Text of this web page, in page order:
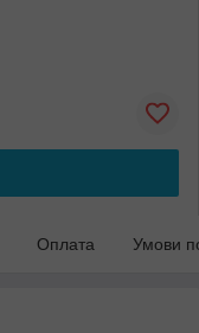
Оплата Умови